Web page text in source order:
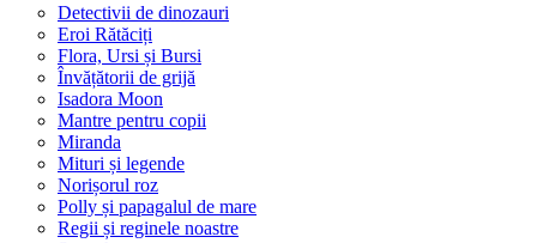
Detectivii de dinozauri
Eroi Rătăciți
Flora, Ursi și Bursi
Învățătorii de grijă
Isadora Moon
Mantre pentru copii
Miranda
Mituri și legende
Norișorul roz
Polly și papagalul de mare
Regii și reginele noastre